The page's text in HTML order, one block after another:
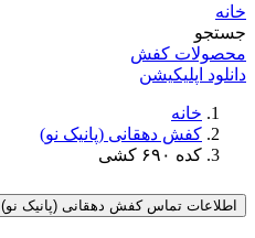
خانه
جستجو
محصولات کفش
دانلود اپلیکیشن
خانه
کفش دهقانی (پانیک نو)
کده ۶۹۰ کشی
اطلاعات تماس کفش دهقانی (پانیک نو)